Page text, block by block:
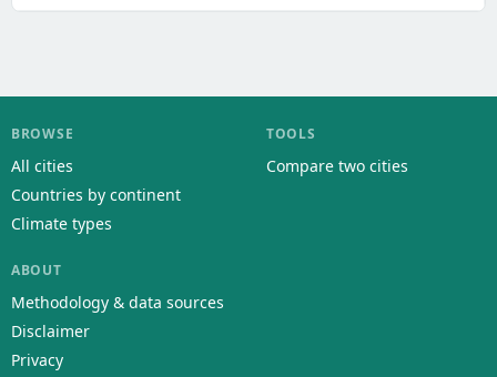
BROWSE
All cities
Countries by continent
Climate types
TOOLS
Compare two cities
ABOUT
Methodology & data sources
Disclaimer
Privacy